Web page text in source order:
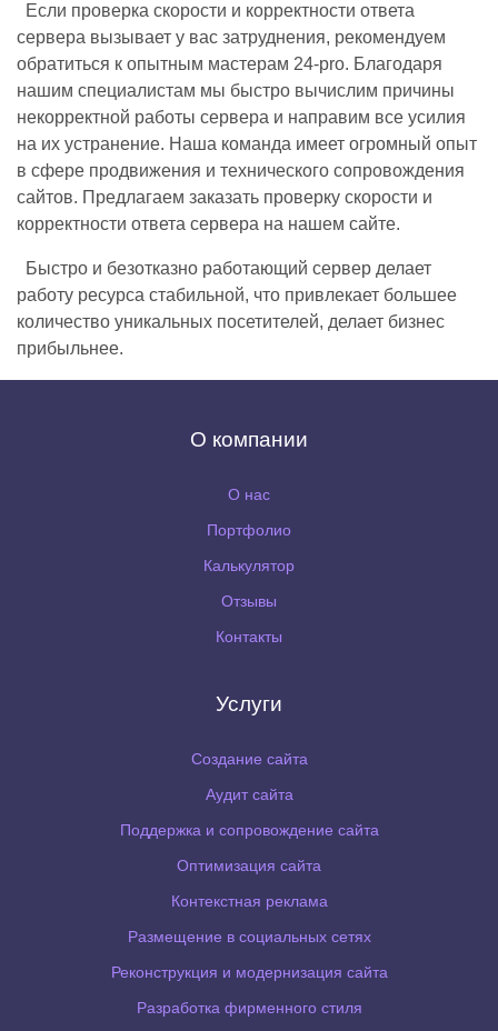
Если проверка скорости и корректности ответа
сервера вызывает у вас затруднения, рекомендуем
обратиться к опытным мастерам 24-pro. Благодаря
нашим специалистам мы быстро вычислим причины
некорректной работы сервера и направим все усилия
на их устранение. Наша команда имеет огромный опыт
в сфере продвижения и технического сопровождения
сайтов. Предлагаем заказать проверку скорости и
корректности ответа сервера на нашем сайте.
Быстро и безотказно работающий сервер делает
работу ресурса стабильной, что привлекает большее
количество уникальных посетителей, делает бизнес
прибыльнее.
О компании
О нас
Портфолио
Калькулятор
Отзывы
Контакты
Услуги
Создание сайта
Аудит сайта
Поддержка и сопровождение сайта
Оптимизация сайта
Контекстная реклама
Размещение в социальных сетях
Реконструкция и модернизация сайта
Разработка фирменного стиля